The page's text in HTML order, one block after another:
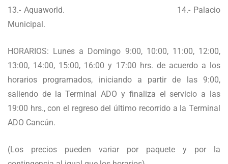
13.- Aquaworld. 14.- Palacio
Municipal.
HORARIOS: Lunes a Domingo 9:00, 10:00, 11:00, 12:00,
13:00, 14:00, 15:00, 16:00 y 17:00 hrs. de acuerdo a los
horarios programados, iniciando a partir de las 9:00,
saliendo de la Terminal ADO y finaliza el servicio a las
19:00 hrs., con el regreso del último recorrido a la Terminal
ADO Cancún.
(Los precios pueden variar por paquete y por la